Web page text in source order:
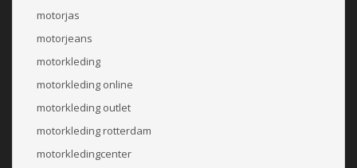
motorjas
motorjeans
motorkleding
motorkleding online
motorkleding outlet
motorkleding rotterdam
motorkledingcenter